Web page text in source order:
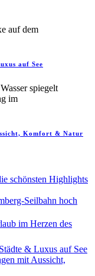
auf See
Komfort & Natur
schönsten Highlights
Seilbahn hoch
im Herzen des
& Luxus auf See
mit Aussicht,